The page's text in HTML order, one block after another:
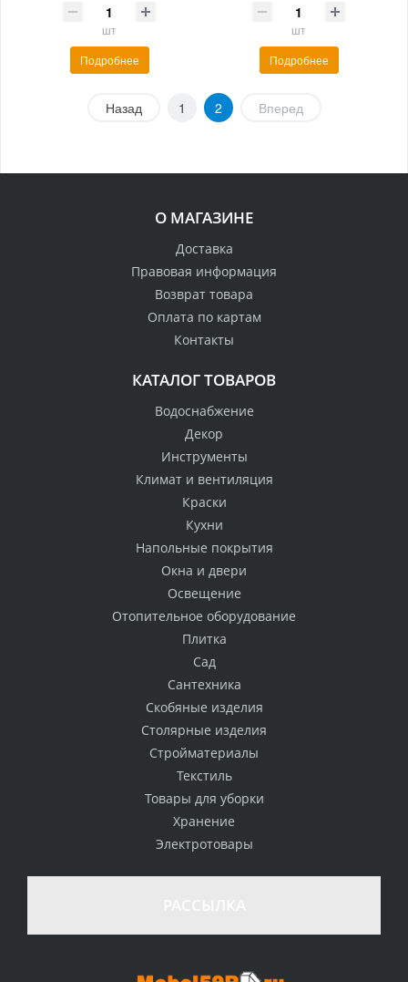
шт
Подробнее
шт
Подробнее
Назад 1 2 Вперед
О МАГАЗИНЕ
Доставка
Правовая информация
Возврат товара
Оплата по картам
Контакты
КАТАЛОГ ТОВАРОВ
Водоснабжение
Декор
Инструменты
Климат и вентиляция
Краски
Кухни
Напольные покрытия
Окна и двери
Освещение
Отопительное оборудование
Плитка
Сад
Сантехника
Скобяные изделия
Столярные изделия
Стройматериалы
Текстиль
Товары для уборки
Хранение
Электротовары